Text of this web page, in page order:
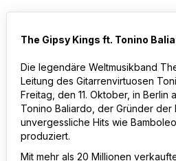
The Gipsy Kings ft. Tonino
Die legendäre Weltmusikband
Leitung des Gitarrenvirtuosen
Freitag, den 11. Oktober, in Berlin
Tonino Baliardo, der Gründer der
unvergessliche Hits wie
produziert.
Mit mehr als 20 Millionen